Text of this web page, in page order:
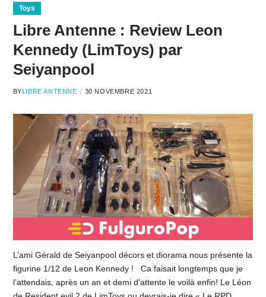
Toys
Libre Antenne : Review Leon
Kennedy (LimToys) par
Seiyanpool
BYLIBRE ANTENNE 30 NOVEMBRE 2021
L’ami Gérald de Seiyanpool décors et diorama nous présente la
figurine 1/12 de Leon Kennedy ! Ca faisait longtemps que je
l’attendais, après un an et demi d’attente le voilà enfin! Le Léon